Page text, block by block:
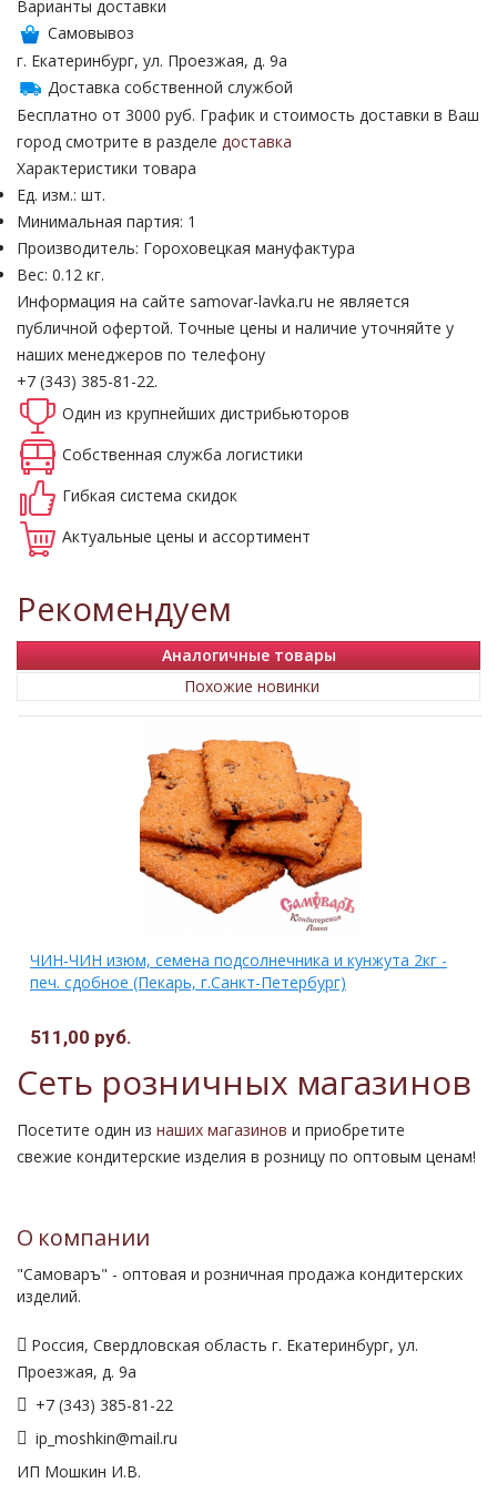
Варианты доставки
Самовывоз
г. Екатеринбург, ул. Проезжая, д. 9а
Доставка собственной службой
Бесплатно от 3000 руб. График и стоимость доставки в Ваш
город смотрите в разделе доставка
Характеристики товара
Ед. изм.: шт.
Минимальная партия: 1
Производитель: Гороховецкая мануфактура
Вес: 0.12 кг.
Информация на сайте samovar-lavka.ru не является
публичной офертой. Точные цены и наличие уточняйте у
наших менеджеров по телефону
+7 (343) 385-81-22.
Один из крупнейших дистрибьюторов
Собственная служба логистики
Гибкая система скидок
Актуальные цены и ассортимент
Рекомендуем
Аналогичные товары
Похожие новинки
ЧИН-ЧИН изюм, семена подсолнечника и кунжута 2кг -
печ. сдобное (Пекарь, г.Санкт-Петербург)
511,00 руб.
Сеть розничных магазинов
Посетите один из наших магазинов и приобретите
свежие кондитерские изделия в розницу по оптовым ценам!
О компании
"Самоваръ" - оптовая и розничная продажа кондитерских
изделий.
Россия, Свердловская область г. Екатеринбург, ул.
Проезжая, д. 9а
+7 (343) 385-81-22
ip_moshkin@mail.ru
ИП Мошкин И.В.